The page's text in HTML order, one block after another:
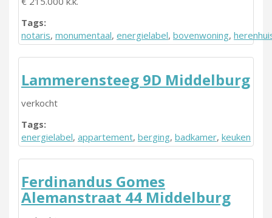
Tags:
notaris, monumentaal, energielabel, bovenwoning,
Lammerensteeg 9D Middelburg
verkocht
Tags:
energielabel, appartement, berging, badkamer, keuken
Ferdinandus Gomes
Alemanstraat 44 Middelburg